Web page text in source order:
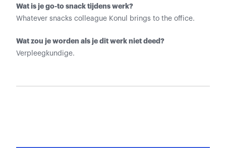
Wat is je go-to snack tijdens werk?
Whatever snacks colleague Konul brings to the office.
Wat zou je worden als je dit werk niet deed?
Verpleegkundige.